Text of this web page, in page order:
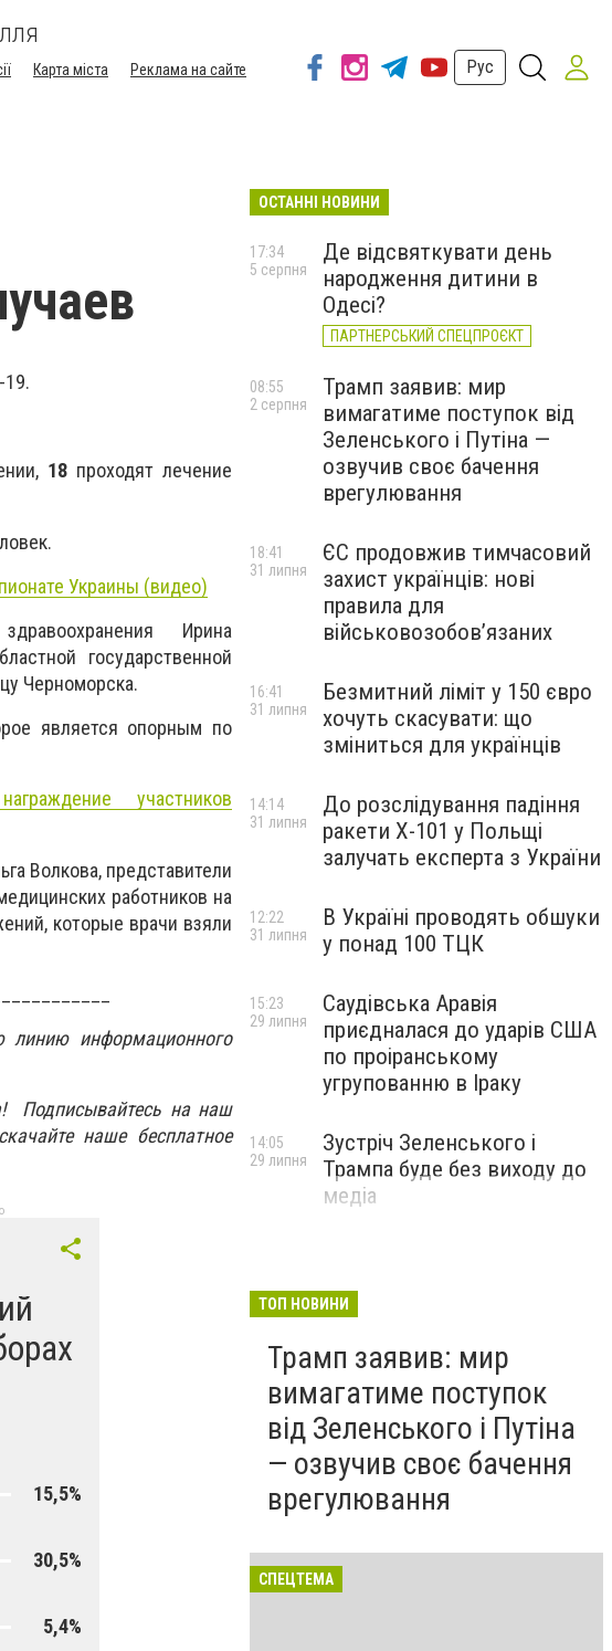
Карта міста
Реклама на сайте
Рус
19.
18 проходят лечение
Украины (видео)
Ирина
государственной
Черноморска.
является опорным по
участников
Волкова, представители
работников на
которые врачи взяли
линию информационного
Подписывайтесь на наш
наше бесплатное
15,5%
30,5%
5,4%
ОСТАННІ НОВИНИ
Де відсвяткувати день
народження дитини в
Одесі?
ПАРТНЕРСЬКИЙ СПЕЦПРОЄКТ
17:34
5 серпня
Трамп заявив: мир
вимагатиме поступок від
Зеленського і Путіна —
озвучив своє бачення
врегулювання
08:55
2 серпня
ЄС продовжив тимчасовий
захист українців: нові
правила для
військовозобов’язаних
18:41
31 липня
Безмитний ліміт у 150 євро
хочуть скасувати: що
зміниться для українців
16:41
31 липня
До розслідування падіння
ракети Х-101 у Польщі
залучать експерта з України
14:14
31 липня
В Україні проводять обшуки
у понад 100 ТЦК
12:22
31 липня
Саудівська Аравія
приєдналася до ударів США
по проіранському
угрупованню в Іраку
15:23
29 липня
Зустріч Зеленського і
Трампа буде без виходу до
медіа
14:05
29 липня
ТОП НОВИНИ
Трамп заявив: мир
вимагатиме поступок
від Зеленського і Путіна
— озвучив своє бачення
врегулювання
СПЕЦТЕМА